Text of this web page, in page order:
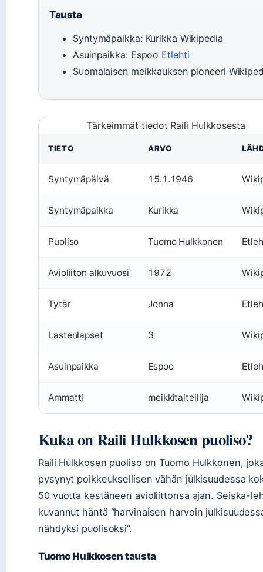
Tausta
Syntymäpaikka: Kurikka Wikipedia
Asuinpaikka: Espoo Etlehti
Suomalaisen meikkauksen pioneeri
Tärkeimmät tiedot Raili Hulkkosesta
TIETO ARVO
Syntymäpäivä 15.1.1946
Syntymäpaikka Kurikka
Puoliso Tuomo Hulkkonen
Avioliiton alkuvuosi 1972
Tytär Jonna
Lastenlapset 3
Asuinpaikka Espoo
Ammatti meikkitaiteilija
Kuka on Raili Hulkkosen puoliso?
Raili Hulkkosen puoliso on Tuomo Hulkkonen,
pysynyt poikkeuksellisen vähän julkisuudessa
50 vuotta kestäneen avioliittonsa ajan. Seiska-
kuvannut häntä “harvinaisen harvoin
nähdyksi puolisoksi”.
Tuomo Hulkkosen tausta